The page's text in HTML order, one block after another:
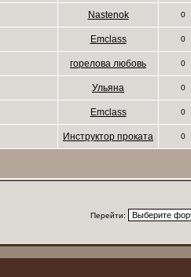
Nastenok 0
Emclass 0
горелова любовь 0
Ульяна 0
Emclass 0
Инструктор проката 0
Перейти: